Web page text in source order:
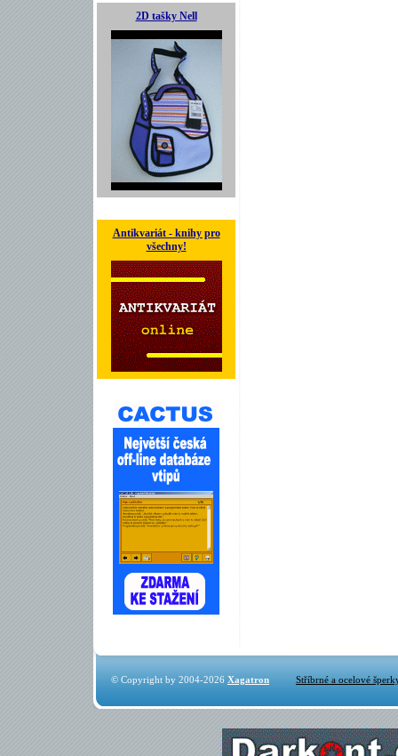
2D tašky Nell
Antikvariát - knihy pro
všechny!
© Copyright by 2004-2026 Xagatron Stříbrné a ocelové